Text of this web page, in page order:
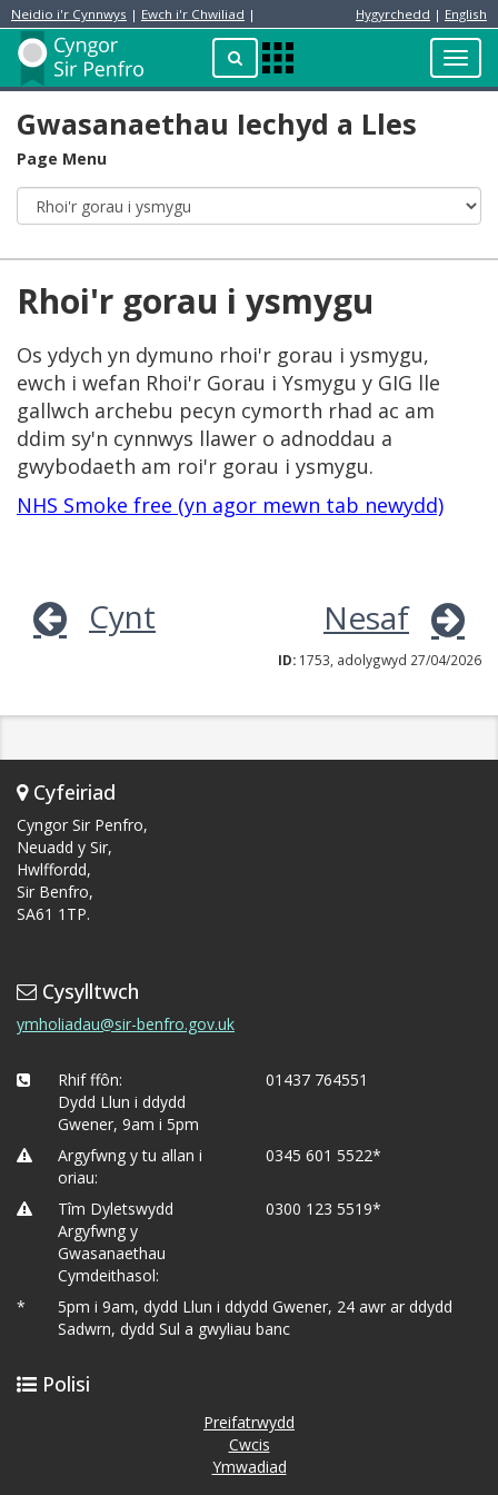
Neidio i'r Cynnwys | Ewch i'r Chwiliad | Hygyrchedd | English
ChwilioApps
Menu
Preswylydd
Gwasanaethau Iechyd a Lles
Page Menu
Rhoi'r gorau i ysmygu
Os ydych yn dymuno rhoi'r gorau i ysmygu,
ewch i wefan Rhoi'r Gorau i Ysmygu y GIG lle
gallwch archebu pecyn cymorth rhad ac am
ddim sy'n cynnwys llawer o adnoddau a
gwybodaeth am roi'r gorau i ysmygu.
NHS Smoke free (yn agor mewn tab newydd)
Cynt Nesaf
ID: 1753, adolygwyd 27/04/2026
Cyfeiriad
Cyngor Sir Penfro,
Neuadd y Sir,
Hwlffordd,
Sir Benfro,
SA61 1TP.
Cysylltwch
ymholiadau@sir-benfro.gov.uk
Rhif ffôn:
Dydd Llun i ddydd
Gwener, 9am i 5pm
01437 764551
Argyfwng y tu allan i
oriau:
0345 601 5522*
Tîm Dyletswydd
Argyfwng y
Gwasanaethau
Cymdeithasol:
0300 123 5519*
*
5pm i 9am, dydd Llun i ddydd Gwener, 24 awr ar ddydd
Sadwrn, dydd Sul a gwyliau banc
Polisi
Preifatrwydd
Cwcis
Ymwadiad